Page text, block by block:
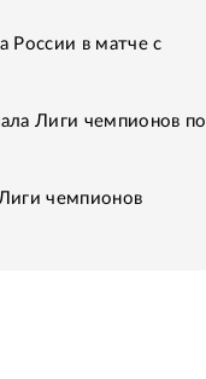
России в матче с
Лиги чемпионов по
чемпионов